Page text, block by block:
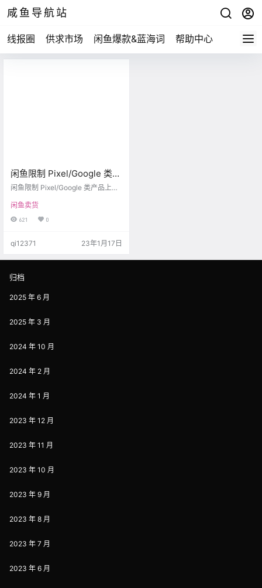
咸鱼导航站
线报圈 供求市场 闲鱼爆款&蓝海词 帮助中心
闲鱼限制 Pixel/Google 类产
品上架/搜索事件时间线
闲鱼限制 Pixel/Google 类产品上架/
上线此限制，无法返回任何搜索结
果。 2022.12.3 ：限制规则加码：
搜索限制均已被解除，此前被封禁
此，个人用户在闲鱼购买/转手 Pixe
l，以及 Google 相关硬件的所有影
响基本已全部解…
闲鱼卖货
621 0
qi12371 23年1月17日
归档
2025 年 6 月
2025 年 3 月
2024 年 10 月
2024 年 2 月
2024 年 1 月
2023 年 12 月
2023 年 11 月
2023 年 10 月
2023 年 9 月
2023 年 8 月
2023 年 7 月
2023 年 6 月